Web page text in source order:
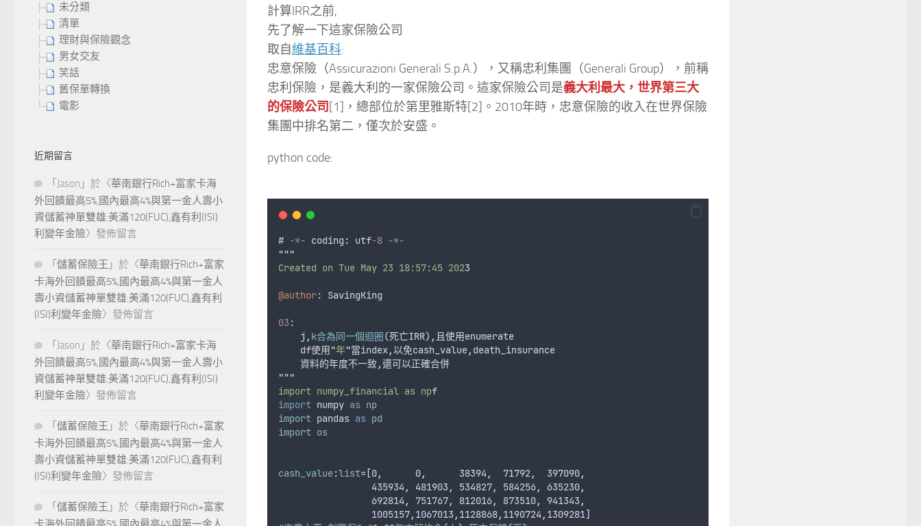
計算IRR之前,
先了解一下這家保險公司
取自維基百科:
忠意保險（Assicurazioni Generali S.p.A.），又稱忠利集團（Generali Group），前稱
忠利保險，是義大利的一家保險公司。這家保險公司是義大利最大，世界第三大
的保險公司[1]，總部位於第里雅斯特[2]。2010年時，忠意保險的收入在世界保險
集團中排名第二，僅次於安盛。
python code:
# -*- coding : utf-8 -*-
"""
Created on Tue May 23 18:57:45 2023
@author: SavingKing
03 :
j , k合為同一個迴圈 (死亡IRR) , 且使用enumerate
df使用 "年"當index,以免cash_value, death_insurance
資料的年度不一致 ,還可以正確合併
"""
import numpy_financial as npf
import numpy as np
import pandas as pd
import os
cash_value:list=[0,
      0
,
      38394
,
  71792
,
  397090
,
                 435934
, 481903 , 534827, 584256, 635230,
                 692814
, 751767, 812016, 873510, 941343 ,
                 1005157
, 1067013 , 1128868, 1190724 , 1309281]
未分類
清單
理財與保險觀念
男女交友
笑話
舊保單轉換
電影
近期留言
「 Jason 」於〈華南銀行Rich+富家卡海
外回饋最高5%,國內最高4%與第一金人壽小
資儲蓄神單雙雄:美滿120(FUC),鑫有利(ISI)
利變年金險〉發佈留言
「 儲蓄保險王 」於〈華南銀行Rich+富家
卡海外回饋最高5%,國內最高4%與第一金人
壽小資儲蓄神單雙雄:美滿120(FUC),鑫有利
(ISI)利變年金險〉發佈留言
「 Jason 」於〈華南銀行Rich+富家卡海
外回饋最高5%,國內最高4%與第一金人壽小
資儲蓄神單雙雄:美滿120(FUC),鑫有利(ISI)
利變年金險〉發佈留言
「 儲蓄保險王 」於〈華南銀行Rich+富家
卡海外回饋最高5%,國內最高4%與第一金人
壽小資儲蓄神單雙雄:美滿120(FUC),鑫有利
(ISI)利變年金險〉發佈留言
「 儲蓄保險王 」於〈華南銀行Rich+富家